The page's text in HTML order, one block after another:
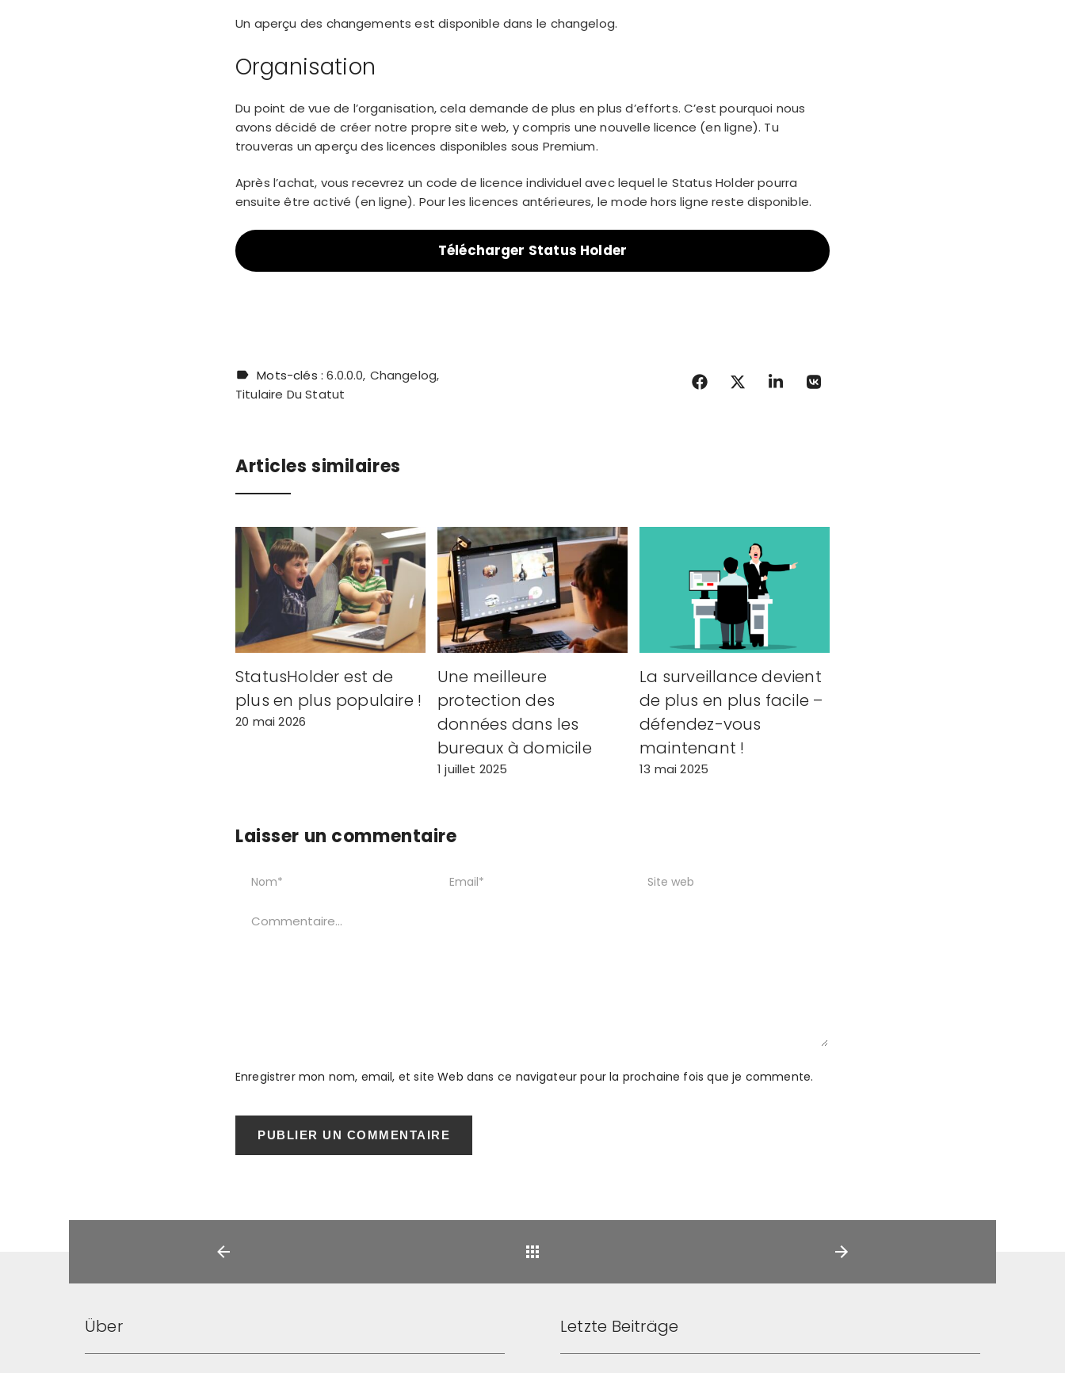
Un aperçu des changements est disponible dans le changelog.
Organisation
Du point de vue de l’organisation, cela demande de plus en plus d’efforts. C’est pourquoi nous
avons décidé de créer notre propre site web, y compris une nouvelle licence (en ligne). Tu
trouveras un aperçu des licences disponibles sous Premium.
Après l’achat, vous recevrez un code de licence individuel avec lequel le Status Holder pourra
ensuite être activé (en ligne). Pour les licences antérieures, le mode hors ligne reste disponible.
Télécharger Status Holder
Mots-clés :6.0.0.0 Changelog
Titulaire Du Statut
Articles similaires
StatusHolder est de
plus en plus populaire !
20 mai 2026
Une meilleure
protection des
données dans les
bureaux à domicile
1 juillet 2025
La surveillance devient
de plus en plus facile –
défendez-vous
maintenant !
13 mai 2025
Laisser un commentaire
Enregistrer mon nom, email, et site Web dans ce navigateur pour la prochaine fois que je commente.
Über Letzte Beiträge